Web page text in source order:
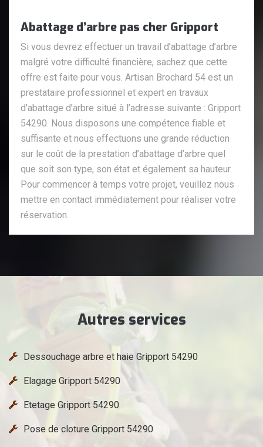
Abattage d’arbre pas cher Gripport
Si vous devrez effectuer un travail d’abattage d’arbre
malgré votre difficulté financière, sachez que cette
offre est faite pour vous. Artisan Brochard 54 est un
prestataire professionnel et expert en travaux
d’abattage d’arbre situé à l’adresse suivante : Gripport
54290. Nous disposons une compétence fiable et
suffisante et nous effectuons une grande réduction
sur le coût de la prestation d’abattage d’arbre quel
que soit son type, son état et également sa hauteur.
Pour commencer à temps votre projet, veuillez nous
mettre en contact immédiatement pour réaliser votre
réservation.
Autres services
Dessouchage arbre et haie Gripport 54290
Elagage Gripport 54290
Etetage Gripport 54290
Pose de cloture Gripport 54290